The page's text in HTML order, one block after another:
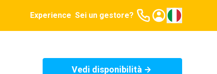
Experience Sei un gestore?
Vedi disponibilità